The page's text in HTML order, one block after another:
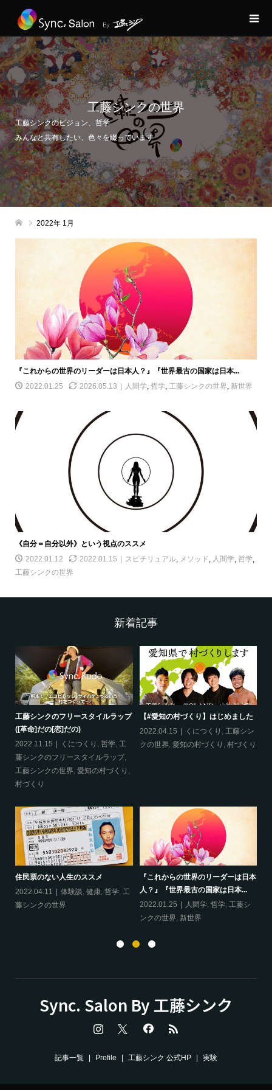
工藤シンクの世界
工藤シンクのビジョン、哲学
みんなと共有したい、色々を綴っています
2022年 1月
『これからの世界のリーダーは日本人？』『世界最古の国家は日本...
2022.01.25
2026.05.13 人間学, 哲学, 工藤シンクの世界, 新世界
《自分＝自分以外》という視点のススメ
2022.01.12
2022.01.15 スピチリュアル, メソッド , 人間学, 哲学,
工藤シンクの世界
新着記事
工藤シンクのフリースタイルラップ
([革命]だの[恋]だの)
2022.11.15
くにつくり , 哲学, 工
藤シンクのフリースタイルラップ,
工藤シンクの世界, 愛知の村づくり ,
村づくり
【#愛知の村づくり】はじめました
2022.04.15
くにつくり , 工藤シン
クの世界, 愛知の村づくり , 村づくり
住民票のない人生のススメ
2022.04.11
体験談 健康, 哲学, 工
藤シンクの世界
『これからの世界のリーダーは日本
人？』『世界最古の国家は日本...
2022.01.25
人間学, 哲学, 工藤シ
ンクの世界 新世界
Sync. Salon By 工藤シンク
記事一覧 Profile 工藤シンク 公式HP 実験